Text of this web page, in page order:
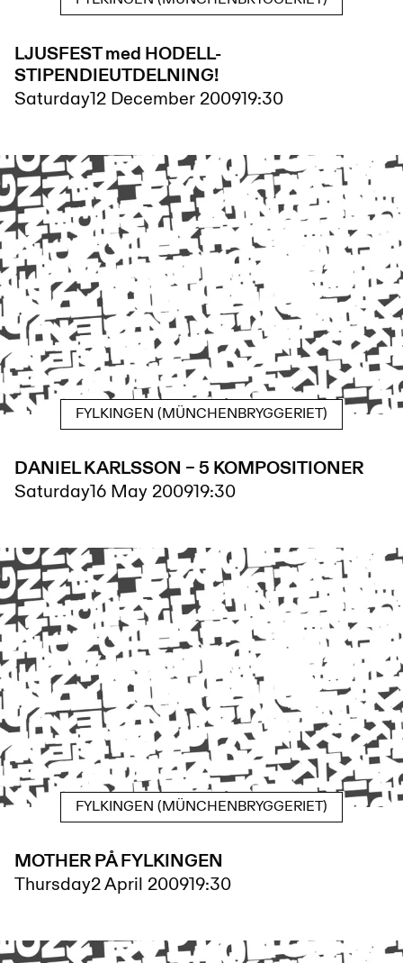
LJUSFEST med HODELL-
STIPENDIEUTDELNING!
Saturday12 December 200919:30
FYLKINGEN (MÜNCHENBRYGGERIET)
DANIEL KARLSSON – 5 KOMPOSITIONER
Saturday16 May 200919:30
FYLKINGEN (MÜNCHENBRYGGERIET)
MOTHER PÅ FYLKINGEN
Thursday2 April 200919:30